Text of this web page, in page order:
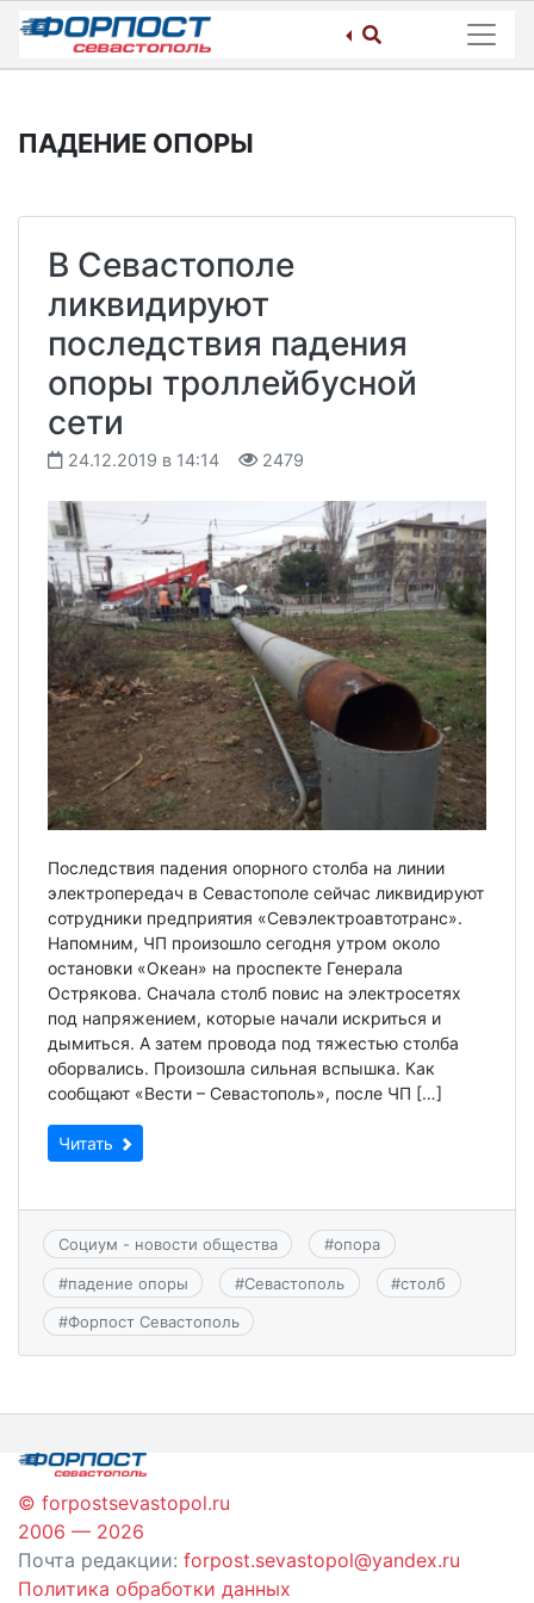
Skip
content
ПАДЕНИЕ ОПОРЫ
В Севастополе
ликвидируют
последствия падения
опоры троллейбусной
сети
24.12.2019 в 14:14 2479
Последствия падения опорного столба на линии
электропередач в Севастополе сейчас ликвидируют
сотрудники предприятия «Севэлектроавтотранс».
Напомним, ЧП произошло сегодня утром около
остановки «Океан» на проспекте Генерала
Острякова. Сначала столб повис на электросетях
под напряжением, которые начали искриться и
дымиться. А затем провода под тяжестью столба
оборвались. Произошла сильная вспышка. Как
сообщают «Вести – Севастополь», после ЧП […]
Читать
Социум - новости общества #опора
#падение опоры #Севастополь #столб
#Форпост Севастополь
© forpostsevastopol.ru
2006 — 2026
Почта редакции: forpost.sevastopol@yandex.ru
Политика обработки данных